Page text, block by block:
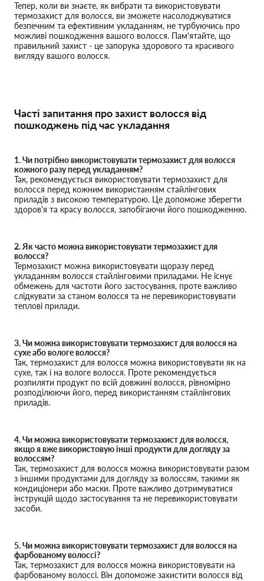
Тепер, коли ви знаєте, як вибрати та використовувати
термозахист для волосся, ви зможете насолоджуватися
безпечним та ефективним укладанням, не турбуючись про
можливі пошкодження вашого волосся. Пам'ятайте, що
правильний захист - це запорука здорового та красивого
вигляду вашого волосся.
Часті запитання про захист волосся від
пошкоджень під час укладання
1. Чи потрібно використовувати термозахист для волосся
кожного разу перед укладанням?
Так, рекомендується використовувати термозахист для
волосся перед кожним використанням стайлінгових
приладів з високою температурою. Це допоможе зберегти
здоров'я та красу волосся, запобігаючи його пошкодженню.
2. Як часто можна використовувати термозахист для
волосся?
Термозахист можна використовувати щоразу перед
укладанням волосся стайлінговими приладами. Не існує
обмежень для частоти його застосування, проте важливо
слідкувати за станом волосся та не перевикористовувати
теплові прилади.
3. Чи можна використовувати термозахист для волосся на
сухе або вологе волосся?
Так, термозахист для волосся можна використовувати як на
сухе, так і на вологе волосся. Проте рекомендується
розпиляти продукт по всій довжині волосся, рівномірно
розподілюючи його, перед використанням стайлінгових
приладів.
4. Чи можна використовувати термозахист для волосся,
якщо я вже використовую інші продукти для догляду за
волоссям?
Так, термозахист для волосся можна використовувати разом
з іншими продуктами для догляду за волоссям, такими як
кондиціонери або маски. Проте важливо дотримуватися
інструкцій щодо застосування та не перевикористовувати
засоби.
5. Чи можна використовувати термозахист для волосся на
фарбованому волоссі?
Так, термозахист для волосся можна використовувати на
фарбованому волоссі. Він допоможе захистити волосся від